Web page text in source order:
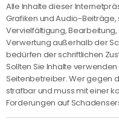
Alle Inhalte dieser
Grafiken und Audio-
Vervielfältigung,
Verwertung außerhalb der
bedürfen der schriftlichen
Sollten Sie Inhalte
Seitenbetreiber. Wer gegen
strafbar und muss mit einer
Forderungen auf